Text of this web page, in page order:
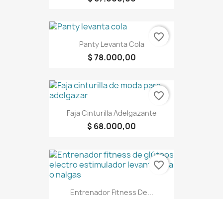
Panty Levanta Cola
$ 78.000,00
favorite_border
Faja Cinturilla Adelgazante
$ 68.000,00
favorite_border
Entrenador Fitness De...
favorite_border